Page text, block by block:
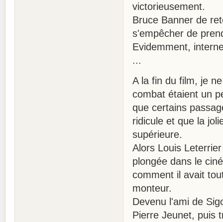
victorieusement.
Bruce Banner de
s'empêcher de
Evidemment,
...
A la fin du film, je
combat étaient un
que certains
ridicule et que la
supérieure.
Alors Louis
plongée dans le
comment il avait
monteur.
Devenu l'ami de
Pierre Jeunet, puis